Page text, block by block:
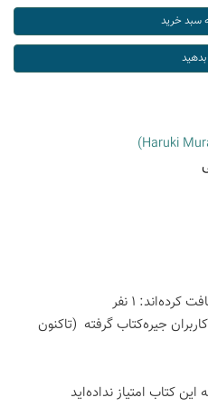
1 نفر
(تاكنون
این كتاب امتیاز نداده‌اید